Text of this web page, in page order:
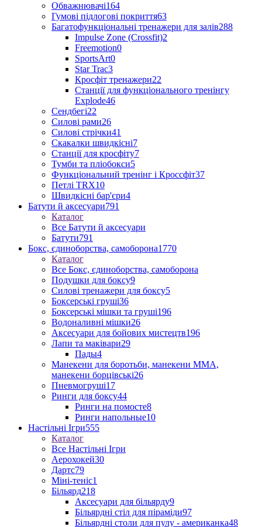
Обважнювачі164
Гумові підлогові покриття63
Багатофункціональні тренажери для залів288
Impulse Zone (Crossfit)2
Freemotion0
SportsArt0
Star Trac3
Кросфіт тренажери22
Станції для функціонального тренінгу
Explode46
Сендбегі22
Силові рами26
Силові стрічки41
Скакалки швидкісні7
Станції для кросфіту7
Тумби та пліобокси5
Функціональний тренінг і Кроссфіт37
Петлі TRX10
Швидкісні бар'єри4
Батути й аксесуари791
Каталог
Все Батути й аксесуари
Батути791
Бокс, єдиноборства, самоборона1770
Каталог
Все Бокс, єдиноборства, самоборона
Подушки для боксу9
Силові тренажери для боксу5
Боксерські груші36
Боксерські мішки та груші196
Водоналивні мішки26
Аксесуари для бойових мистецтв196
Лапи та маківари29
Пады4
Манекени для боротьби, манекени ММА,
манекени борцівські26
Пневмогруші17
Ринги для боксу44
Ринги на помосте8
Ринги напольные10
Настільні Ігри555
Каталог
Все Настільні Ігри
Аерохокей30
Дартс79
Міні-теніс1
Більярд218
Аксесуари для більярду9
Більярдні стіл для піраміди97
Більярдні столи для пулу - американка48